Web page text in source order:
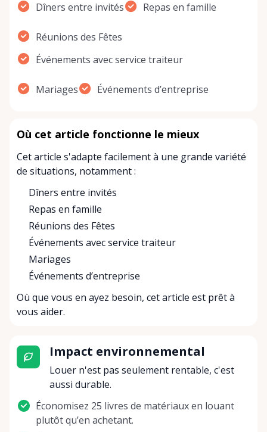
Dîners entre invités Repas en famille
Réunions des Fêtes
Événements avec service traiteur
Mariages Événements d’entreprise
Où cet article fonctionne le mieux
Cet article s'adapte facilement à une grande variété
de situations, notamment :
Dîners entre invités
Repas en famille
Réunions des Fêtes
Événements avec service traiteur
Mariages
Événements d’entreprise
Où que vous en ayez besoin, cet article est prêt à
vous aider.
Impact environnemental
Louer n'est pas seulement rentable, c'est
aussi durable.
Économisez 25 livres de matériaux en louant
plutôt qu’en achetant.